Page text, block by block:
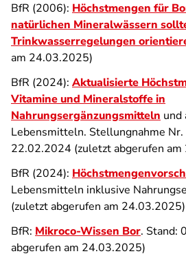
BfR (2006): Höchstmengen für
natürlichen Mineralwässern
Trinkwasserregelungen
am 24.03.2025)
BfR (2024): Aktualisierte
Vitamine und Mineralstoffe in
Nahrungsergänzungsmitteln und
Lebensmitteln. Stellungnahme
22.02.2024 (zuletzt abgerufen
BfR (2024):
Lebensmitteln inklusive
(zuletzt abgerufen am 24.03.2025)
BfR: Mikroco-Wissen Bor. Stand:
abgerufen am 24.03.2025)